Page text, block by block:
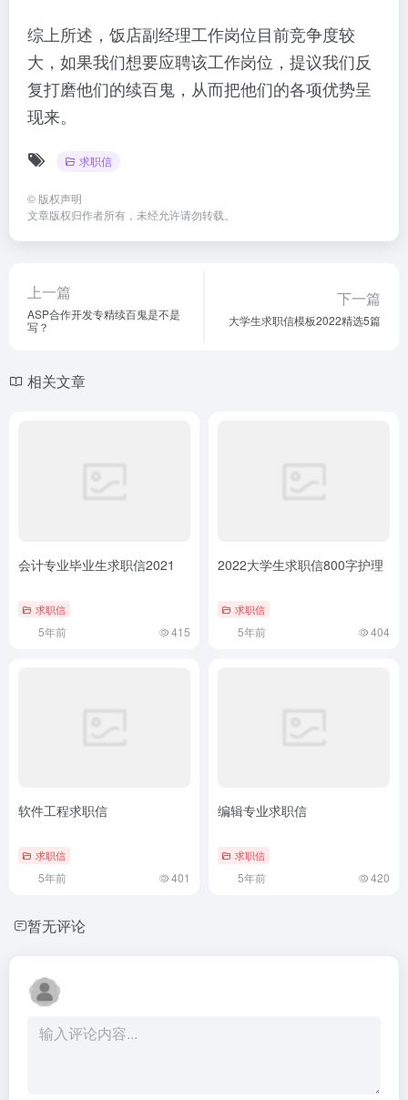
综上所述，饭店副经理工作岗位目前竞争度较
大，如果我们想要应聘该工作岗位，提议我们反
复打磨他们的续百鬼，从而把他们的各项优势呈
现来。
求职信
© 版权声明
文章版权归作者所有，未经允许请勿转载。
上一篇
ASP合作开发专精续百鬼是不是
写？
下一篇
大学生求职信模板2022精选5篇
相关文章
会计专业毕业生求职信2021
求职信
5年前 415
2022大学生求职信800字护理
求职信
5年前 404
软件工程求职信
求职信
5年前 401
编辑专业求职信
求职信
5年前 420
暂无评论